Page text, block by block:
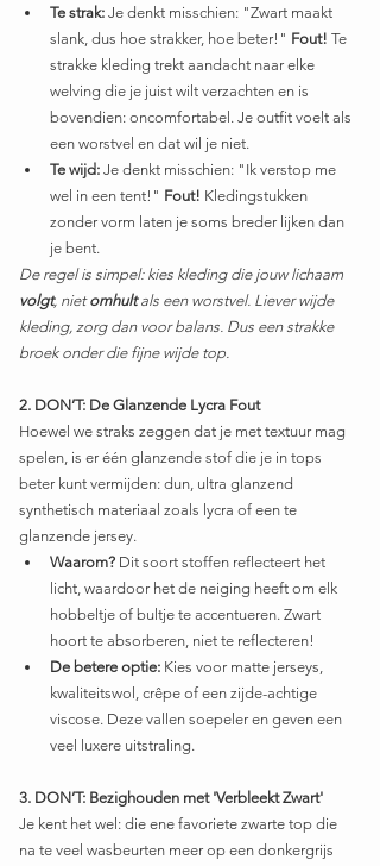
Te strak: Je denkt misschien: "Zwart maakt
slank, dus hoe strakker, hoe beter!" Fout! Te
strakke kleding trekt aandacht naar elke
welving die je juist wilt verzachten en is
bovendien: oncomfortabel. Je outfit voelt als
een worstvel en dat wil je niet.
Te wijd: Je denkt misschien: "Ik verstop me
wel in een tent!" Fout! Kledingstukken
zonder vorm laten je soms breder lijken dan
je bent.
De regel is simpel: kies kleding die jouw lichaam
volgt, niet omhult als een worstvel. Liever wijde
kleding, zorg dan voor balans. Dus een strakke
broek onder die fijne wijde top.
2. DON’T: De Glanzende Lycra Fout
Hoewel we straks zeggen dat je met textuur mag
spelen, is er één glanzende stof die je in tops
beter kunt vermijden: dun, ultra glanzend
synthetisch materiaal zoals lycra of een te
glanzende jersey.
Waarom? Dit soort stoffen reflecteert het
licht, waardoor het de neiging heeft om elk
hobbeltje of bultje te accentueren. Zwart
hoort te absorberen, niet te reflecteren!
De betere optie: Kies voor matte jerseys,
kwaliteitswol, crêpe of een zijde-achtige
viscose. Deze vallen soepeler en geven een
veel luxere uitstraling.
3. DON’T: Bezighouden met 'Verbleekt Zwart'
Je kent het wel: die ene favoriete zwarte top die
na te veel wasbeurten meer op een donkergrijs